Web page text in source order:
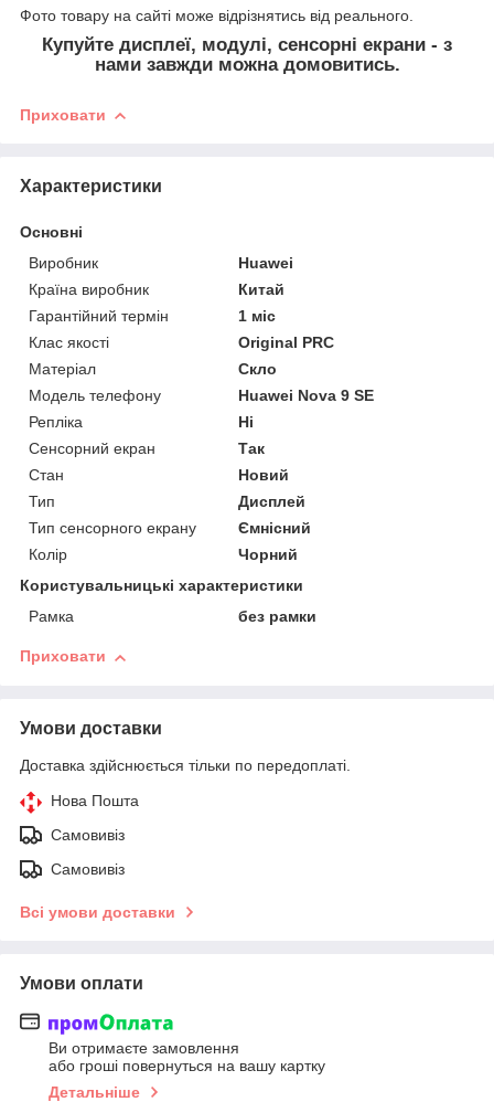
Фото товару на сайті може відрізнятись від реального.
Купуйте дисплеї, модулі, сенсорні екрани - з
нами завжди можна домовитись.
Приховати
Характеристики
Основні
Виробник
Huawei
Країна виробник
Китай
Гарантійний термін
1 міс
Клас якості
Original PRC
Матеріал
Скло
Модель телефону
Huawei Nova 9 SE
Репліка
Ні
Сенсорний екран
Так
Стан
Новий
Тип
Дисплей
Тип сенсорного екрану
Ємнісний
Колір
Чорний
Користувальницькі характеристики
Рамка
без рамки
Приховати
Умови доставки
Доставка здійснюється тільки по передоплаті.
Нова Пошта
Самовивіз
Самовивіз
Всі умови доставки
Умови оплати
Ви отримаєте замовлення
або гроші повернуться на вашу картку
Детальніше